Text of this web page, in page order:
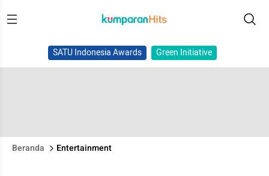
SATU Indonesia Awards Green Initiative
Beranda Entertainment